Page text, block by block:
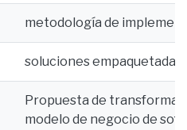
metodología de
soluciones empaquetadas
Propuesta de
modelo de negocio de